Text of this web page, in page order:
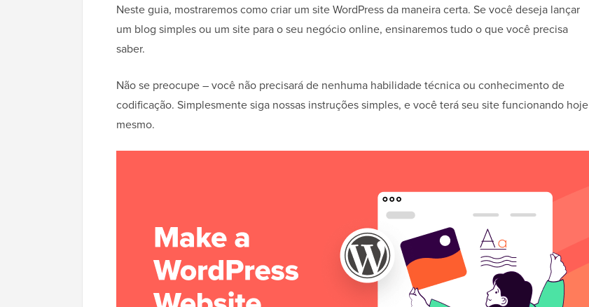
Neste guia, mostraremos como criar um site WordPress da maneira certa. Se você deseja lançar
um blog simples ou um site para o seu negócio online, ensinaremos tudo o que você precisa
saber.
Não se preocupe – você não precisará de nenhuma habilidade técnica ou conhecimento de
codificação. Simplesmente siga nossas instruções simples, e você terá seu site funcionando hoje
mesmo.